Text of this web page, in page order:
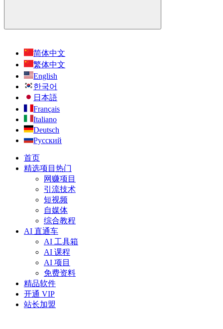
简体中文
繁体中文
English
한국어
日本語
Français
Italiano
Deutsch
Русский
首页
精选项目 热门
网赚项目
引流技术
短视频
自媒体
综合教程
AI 直通车
AI 工具箱
AI 课程
AI 项目
免费资料
精品软件
开通 VIP
站长加盟